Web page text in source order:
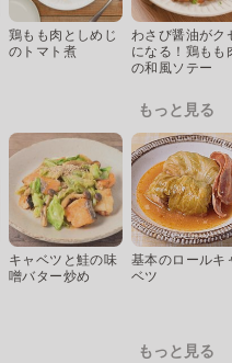
鶏もも肉としめじ
のトマト煮
わさび醤油がク
になる！鶏もも
の和風ソテー
もっと見る
キャベツと鮭の味
噌バター炒め
基本のロールキ
ベツ
もっと見る